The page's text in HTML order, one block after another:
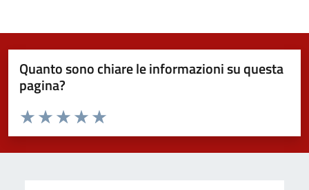
Quanto sono chiare le informazioni su questa
pagina?
Domanda
Valuta da 1 a 5 stelle la pagina
Valuta 5 stelle su 5
Valuta 4 stelle su 5
Valuta 3 stelle su 5
Valuta 2 stelle su 5
Valuta 1 stelle su 5